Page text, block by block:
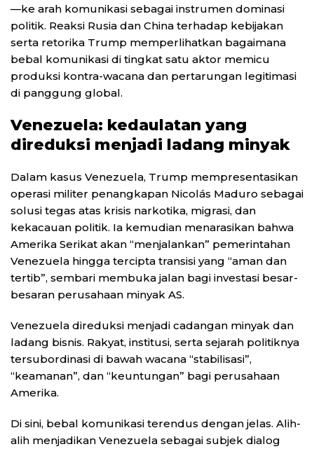
—ke arah komunikasi sebagai instrumen dominasi
politik. Reaksi Rusia dan China terhadap kebijakan
serta retorika Trump memperlihatkan bagaimana
bebal komunikasi di tingkat satu aktor memicu
produksi kontra-wacana dan pertarungan legitimasi
di panggung global.
Venezuela: kedaulatan yang
direduksi menjadi ladang minyak
Dalam kasus Venezuela, Trump mempresentasikan
operasi militer penangkapan Nicolás Maduro sebagai
solusi tegas atas krisis narkotika, migrasi, dan
kekacauan politik. Ia kemudian menarasikan bahwa
Amerika Serikat akan “menjalankan” pemerintahan
Venezuela hingga tercipta transisi yang “aman dan
tertib”, sembari membuka jalan bagi investasi besar-
besaran perusahaan minyak AS.
Venezuela direduksi menjadi cadangan minyak dan
ladang bisnis. Rakyat, institusi, serta sejarah politiknya
tersubordinasi di bawah wacana “stabilisasi”,
“keamanan”, dan “keuntungan” bagi perusahaan
Amerika.
Di sini, bebal komunikasi terendus dengan jelas. Alih-
alih menjadikan Venezuela sebagai subjek dialog